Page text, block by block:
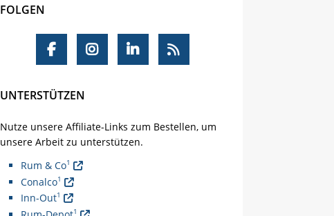
FOLGEN
UNTERSTÜTZEN
Nutze unsere Affiliate-Links zum Bestellen, um
unsere Arbeit zu unterstützen.
Rum & Co1
Conalco1
Inn-Out1
1